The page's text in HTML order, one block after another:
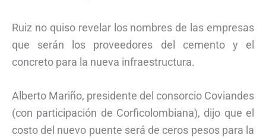
Ruiz no quiso revelar los nombres de las empresas
que serán los proveedores del cemento y el
concreto para la nueva infraestructura.
Alberto Mariño, presidente del consorcio Coviandes
(con participación de Corficolombiana), dijo que el
costo del nuevo puente será de ceros pesos para la